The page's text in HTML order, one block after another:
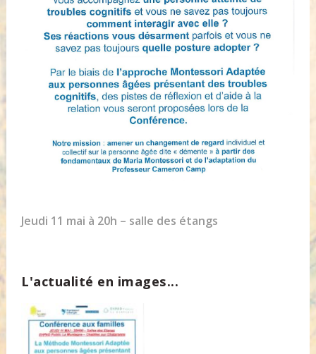
Jeudi 11 mai à 20h – salle des étangs
L'actualité en images...